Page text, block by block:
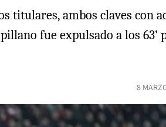
titulares, ambos claves con
fue expulsado a los
8